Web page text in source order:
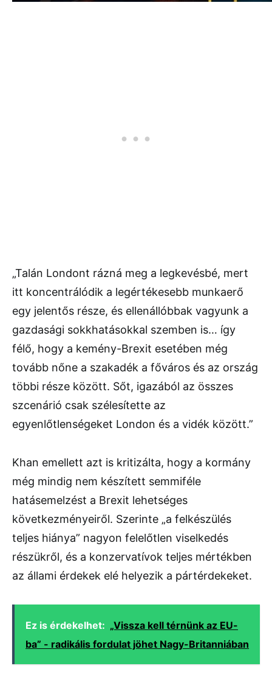
„Talán Londont rázná meg a legkevésbé, mert
itt koncentrálódik a legértékesebb munkaerő
egy jelentős része, és ellenállóbbak vagyunk a
gazdasági sokkhatásokkal szemben is… így
félő, hogy a kemény-Brexit esetében még
tovább nőne a szakadék a főváros és az ország
többi része között. Sőt, igazából az összes
szcenárió csak szélesítette az
egyenlőtlenségeket London és a vidék között.”
Khan emellett azt is kritizálta, hogy a kormány
még mindig nem készített semmiféle
hatásemelzést a Brexit lehetséges
következményeiről. Szerinte „a felkészülés
teljes hiánya” nagyon felelőtlen viselkedés
részükről, és a konzervatívok teljes mértékben
az állami érdekek elé helyezik a pártérdekeket.
Ez is érdekelhet: „Vissza kell térnünk az EU-
ba” - radikális fordulat jöhet Nagy-Britanniában